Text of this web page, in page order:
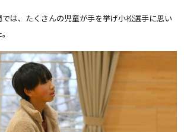
は、たくさんの児童が手を挙げ小松選手に思い